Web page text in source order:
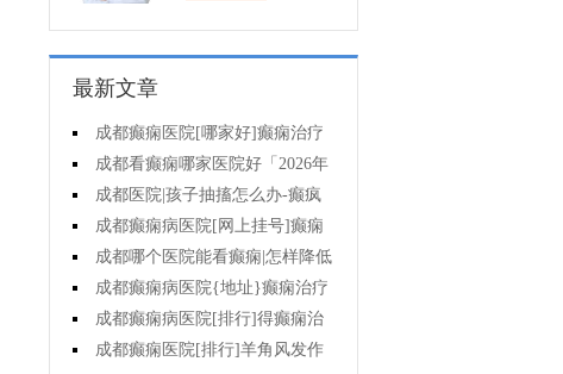
最新文章
成都癫痫医院[哪家好]癫痫治疗
起来很困难吗?
成都看癫痫哪家医院好「2026年
度公布」为什么有癫痫的病人容易
猝死?
成都医院|孩子抽搐怎么办-癫疯
病病人反复发作的原因是什么?
成都癫痫病医院[网上挂号]癫痫
的治疗要注意什么?
成都哪个医院能看癫痫|怎样降低
癫痫遗传风险?
成都癫痫病医院{地址}癫痫治疗
中为什么还是犯病?
成都癫痫病医院[排行]得癫痫治
不好是为什么?
成都癫痫医院[排行]羊角风发作